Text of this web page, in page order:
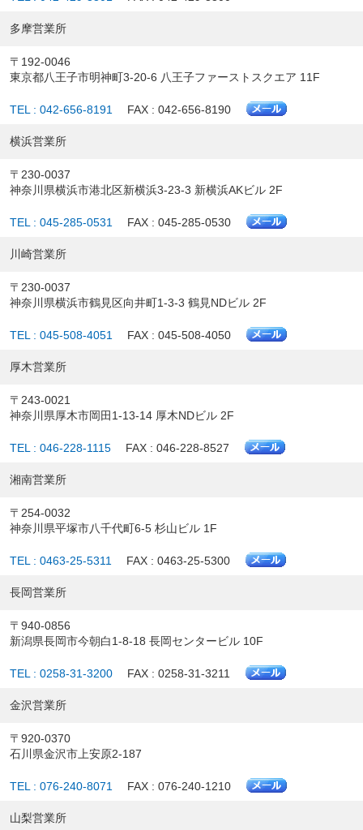
多摩営業所
〒192-0046
東京都八王子市明神町3-20-6 八王子ファーストスクエア 11F
TEL : 042-656-8191 FAX : 042-656-8190
横浜営業所
〒230-0037
神奈川県横浜市港北区新横浜3-23-3 新横浜AKビル 2F
TEL : 045-285-0531 FAX : 045-285-0530
川崎営業所
〒230-0037
神奈川県横浜市鶴見区向井町1-3-3 鶴見NDビル 2F
TEL : 045-508-4051 FAX : 045-508-4050
厚木営業所
〒243-0021
神奈川県厚木市岡田1-13-14 厚木NDビル 2F
TEL : 046-228-1115 FAX : 046-228-8527
湘南営業所
〒254-0032
神奈川県平塚市八千代町6-5 杉山ビル 1F
TEL : 0463-25-5311 FAX : 0463-25-5300
長岡営業所
〒940-0856
新潟県長岡市今朝白1-8-18 長岡センタービル 10F
TEL : 0258-31-3200 FAX : 0258-31-3211
金沢営業所
〒920-0370
石川県金沢市上安原2-187
TEL : 076-240-8071 FAX : 076-240-1210
山梨営業所